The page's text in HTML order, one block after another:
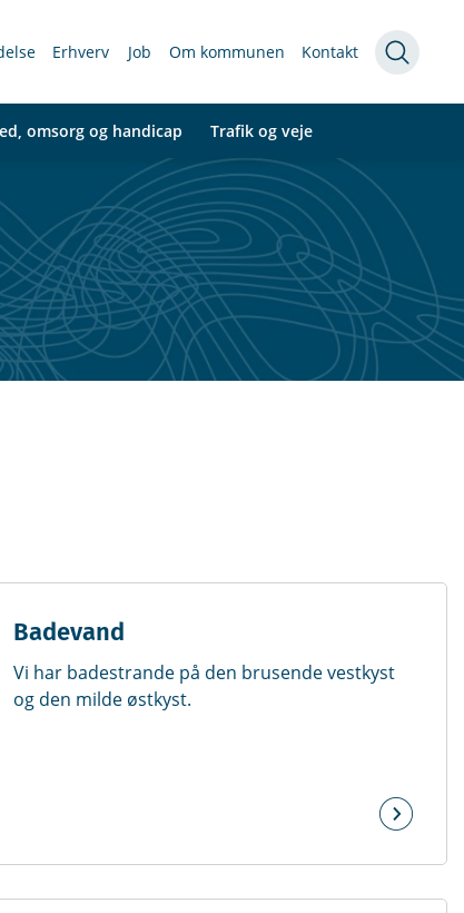
Erhverv Job Om kommunen Kontakt
omsorg og handicap Trafik og veje
Badevand
‎Vi har badestrande på den brusende vestkyst
og den milde østkyst.